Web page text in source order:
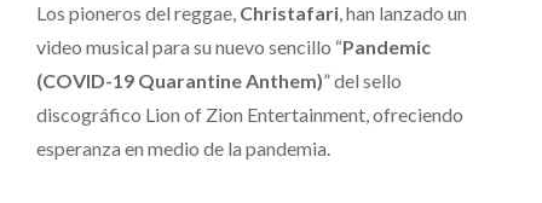
–
Christafari
Los pioneros del reggae, Christafari, han lanzado un
video musical para su nuevo sencillo “Pandemic
(COVID-19 Quarantine Anthem)” del sello
discográfico Lion of Zion Entertainment, ofreciendo
esperanza en medio de la pandemia.